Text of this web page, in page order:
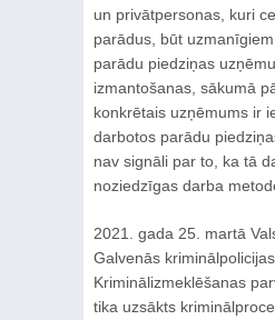
un privātpersonas, kuri
parādus, būt
parādu piedziņas
izmantošanas, sākumā
konkrētais uzņēmums ir
darbotos parādu
nav signāli par to, ka tā
noziedzīgas darba
2021. gada 25. martā
Galvenās
Kriminālizmeklēšanas
tika uzsākts